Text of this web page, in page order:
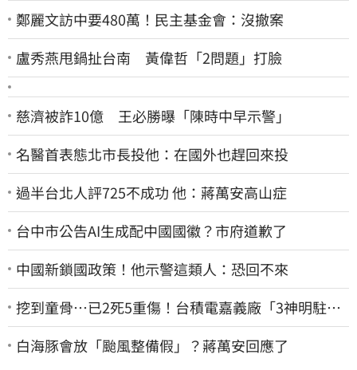
鄭麗文訪中要480萬！民主基金會：沒撤案
盧秀燕甩鍋扯台南 黃偉哲「2問題」打臉
慈濟被詐10億 王必勝曝「陳時中早示警」
名醫首表態北市長投他：在國外也趕回來投
過半台北人評725不成功 他：蔣萬安高山症
台中市公告AI生成配中國國徽？市府道歉了
中國新鎖國政策！他示警這類人：恐回不來
挖到童骨…已2死5重傷！台積電嘉義廠「3神明駐駕
畫面曝光」
白海豚會放「颱風整備假」？蔣萬安回應了